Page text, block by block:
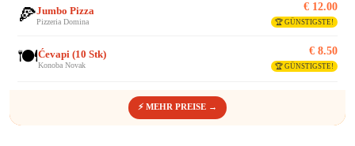
🍕Jumbo Pizza
Pizzeria Domina
€ 12.00
🏆 GÜNSTIGSTE!
🍽️Ćevapi (10 Stk)
Konoba Novak
€ 8.50
🏆 GÜNSTIGSTE!
⚡ MEHR PREISE →